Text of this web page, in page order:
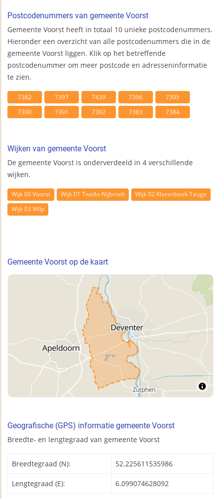
Postcodenummers van gemeente Voorst
Gemeente Voorst heeft in totaal 10 unieke postcodenummers.
Hieronder een overzicht van alle postcodenummers die in de
gemeente Voorst liggen. Klik op het betreffende
postcodenummer om meer postcode en adresseninformatie
te zien.
7382 7397 7439 7396
7395
7390
7391 7392 7383 7384
Wijken van gemeente Voorst
De gemeente Voorst is onderverdeeld in 4 verschillende
wijken.
Wijk 00 Voorst Wijk 01 Twello-Nijbroek
Wijk 02 Klarenbeek-Teuge
Wijk 03 Wilp
Gemeente Voorst op de kaart
Geografische (GPS) informatie gemeente Voorst
Breedte- en lengtegraad van gemeente Voorst
Breedtegraad (N): 52.225611535986
Lengtegraad (E): 6.099074628092